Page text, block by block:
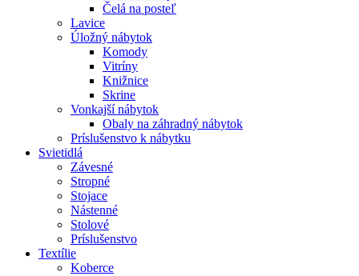
Čelá na posteľ
Lavice
Úložný nábytok
Komody
Vitríny
Knižnice
Skrine
Vonkajší nábytok
Obaly na záhradný nábytok
Príslušenstvo k nábytku
Svietidlá
Závesné
Stropné
Stojace
Nástenné
Stolové
Príslušenstvo
Textílie
Koberce